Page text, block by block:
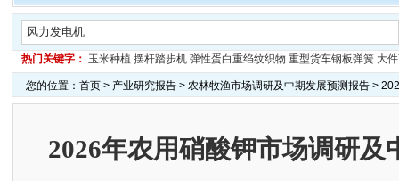
热门关键字： 玉米种植 摆杆踏步机 弹性蛋白重绉纹织物 重型货车钢板弹簧 大
您的位置： 首页> 产业研究报告> 农林牧渔市场调研及中期发展预测报告>
2026年农用硝酸钾市场调研及